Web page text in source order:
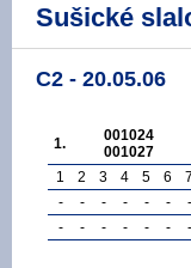
Sušické
C2 - 20.05.06
1.
001024
001027
1
2 3 4 5 6 7
-
- - - - - -
-
- - - - - -